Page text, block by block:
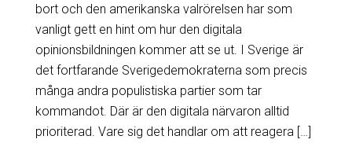
bort och den amerikanska valrörelsen har som
vanligt gett en hint om hur den digitala
opinionsbildningen kommer att se ut. I Sverige är
det fortfarande Sverigedemokraterna som precis
många andra populistiska partier som tar
kommandot. Där är den digitala närvaron alltid
prioriterad. Vare sig det handlar om att reagera […]